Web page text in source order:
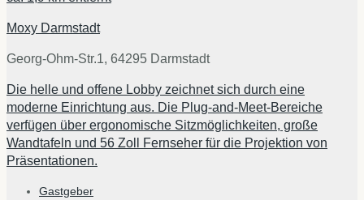
Moxy Darmstadt
Georg-Ohm-Str.1, 64295 Darmstadt
Die helle und offene Lobby zeichnet sich durch eine
moderne Einrichtung aus. Die Plug-and-Meet-Bereiche
verfügen über ergonomische Sitzmöglichkeiten, große
Wandtafeln und 56 Zoll Fernseher für die Projektion von
Präsentationen.
Gastgeber